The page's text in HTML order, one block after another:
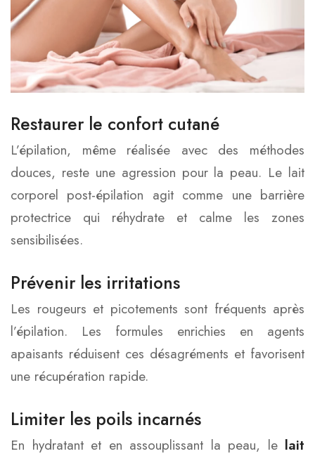
Restaurer le confort cutané
L’épilation, même réalisée avec des méthodes
douces, reste une agression pour la peau. Le lait
corporel post-épilation agit comme une barrière
protectrice qui réhydrate et calme les zones
sensibilisées.
Prévenir les irritations
Les rougeurs et picotements sont fréquents après
l’épilation. Les formules enrichies en agents
apaisants réduisent ces désagréments et favorisent
une récupération rapide.
Limiter les poils incarnés
En hydratant et en assouplissant la peau, le lait